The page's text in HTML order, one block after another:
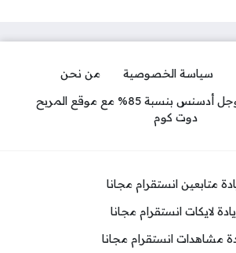
سياسة الخصوصية
من نحن
مشاركة أرباح جوجل أدسنس بنسبة 85% مع موقع المربح
دوت كوم
متابعين انستقرام مجانا
لايكات انستقرام مجانا
مشاهدات انستقرام مجانا